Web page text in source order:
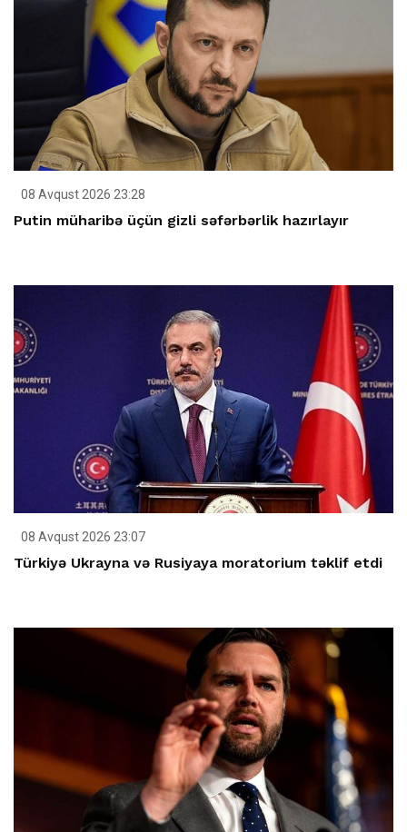
08 Avqust 2026 23:28
Putin müharibə üçün gizli səfərbərlik hazırlayır
08 Avqust 2026 23:07
Türkiyə Ukrayna və Rusiyaya moratorium təklif etdi